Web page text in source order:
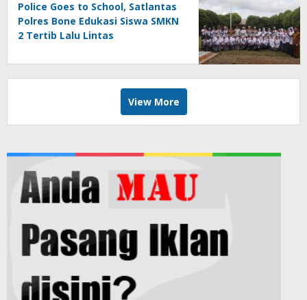
Police Goes to School, Satlantas
Polres Bone Edukasi Siswa SMKN
2 Tertib Lalu Lintas
View More